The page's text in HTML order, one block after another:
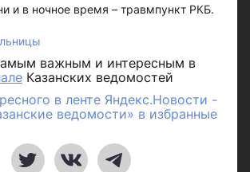
и в ночное время – травмпункт РКБ.
важным и интересным в
Казанских ведомостей
в ленте Яндекс.Новости -
ведомости» в избранные